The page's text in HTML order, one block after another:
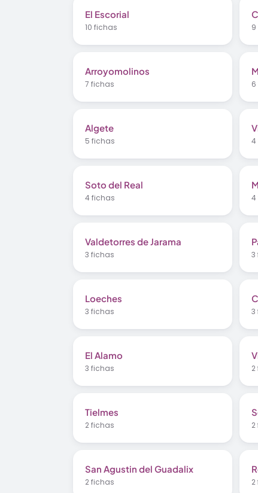
El Escorial
10 fichas
Arroyomolinos
7 fichas
Algete
5 fichas 4
Soto del Real
4 fichas 4
Valdetorres de Jarama
3 fichas 3
Loeches
3 fichas 3
El Alamo
3 fichas
Tielmes
2 fichas
San Agustin del Guadalix
2 fichas